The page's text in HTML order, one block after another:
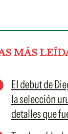
MÁS
El debut de
la selección
detalles que